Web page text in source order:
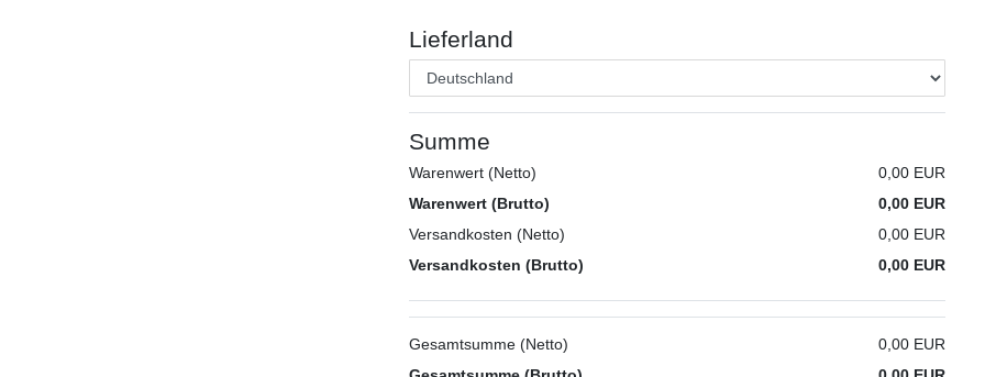
Lieferland
Summe
Warenwert (Netto)
0,00 EUR
Warenwert (Brutto)
0,00 EUR
Versandkosten (Netto)
0,00 EUR
Versandkosten (Brutto)
0,00 EUR
Gesamtsumme (Netto)
0,00 EUR